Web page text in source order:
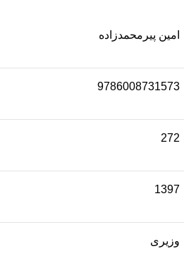
امین پیرمحمدزاده
9786008731573
272
1397
وزیری